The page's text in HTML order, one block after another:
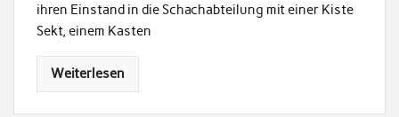
ihren Einstand in die Schachabteilung mit einer Kiste
Sekt, einem Kasten
Weiterlesen